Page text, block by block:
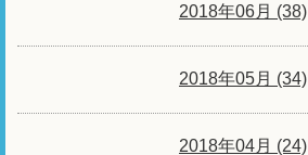
2018年06月 (38)
2018年05月 (34)
2018年04月 (24)